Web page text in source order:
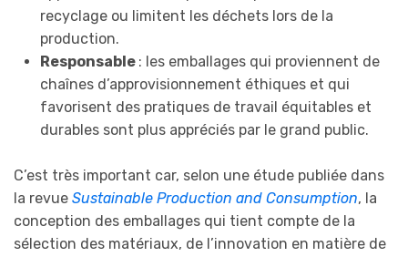
recyclage ou limitent les déchets lors de la
production.
Responsable : les emballages qui proviennent de
chaînes d’approvisionnement éthiques et qui
favorisent des pratiques de travail équitables et
durables sont plus appréciés par le grand public.
C’est très important car, selon une étude publiée dans
la revue Sustainable Production and Consumption, la
conception des emballages qui tient compte de la
sélection des matériaux, de l’innovation en matière de